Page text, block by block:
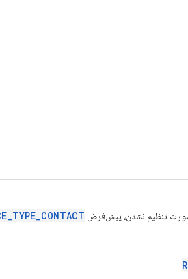
صورت تنظیم نشدن، پیش‌فرض